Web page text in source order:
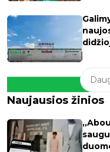
Naujausios žinios